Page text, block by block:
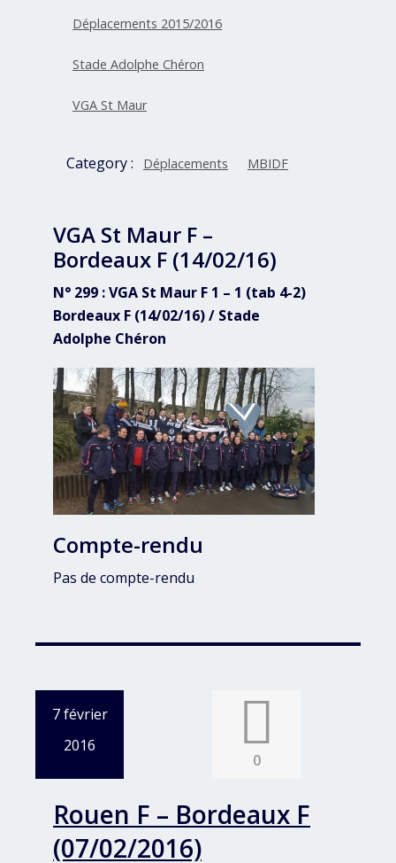
Déplacements 2015/2016
Stade Adolphe Chéron
VGA St Maur
Category : Déplacements MBIDF
VGA St Maur F –
Bordeaux F (14/02/16)
N° 299 : VGA St Maur F 1 – 1 (tab 4-2)
Bordeaux F (14/02/16) / Stade
Adolphe Chéron
Compte-rendu
Pas de compte-rendu
7 février
2016
0
Rouen F – Bordeaux F
(07/02/2016)